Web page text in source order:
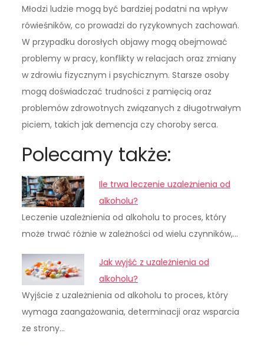
Młodzi ludzie mogą być bardziej podatni na wpływ
rówieśników, co prowadzi do ryzykownych zachowań.
W przypadku dorosłych objawy mogą obejmować
problemy w pracy, konflikty w relacjach oraz zmiany
w zdrowiu fizycznym i psychicznym. Starsze osoby
mogą doświadczać trudności z pamięcią oraz
problemów zdrowotnych związanych z długotrwałym
piciem, takich jak demencja czy choroby serca.
Polecamy także:
Ile trwa leczenie uzależnienia od
alkoholu?
Leczenie uzależnienia od alkoholu to proces, który
może trwać różnie w zależności od wielu czynników,…
Jak wyjść z uzależnienia od
alkoholu?
Wyjście z uzależnienia od alkoholu to proces, który
wymaga zaangażowania, determinacji oraz wsparcia
ze strony…